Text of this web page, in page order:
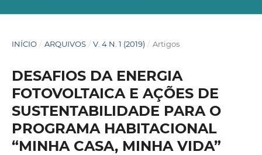
INÍCIO / ARQUIVOS / V. 4 N. 1 (2019) / Artigos
DESAFIOS DA ENERGIA
FOTOVOLTAICA E AÇÕES DE
SUSTENTABILIDADE PARA O
PROGRAMA HABITACIONAL
“MINHA CASA, MINHA VIDA”